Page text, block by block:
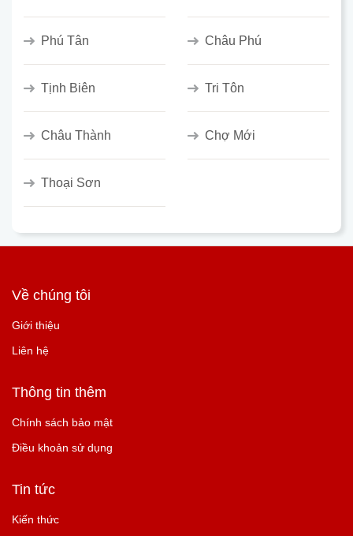
Phú Tân Châu Phú
Tịnh Biên Tri Tôn
Châu Thành Chợ Mới
Thoại Sơn
Về chúng tôi
Giới thiệu
Liên hệ
Thông tin thêm
Chính sách bảo mật
Điều khoản sử dụng
Tin tức
Kiến thức